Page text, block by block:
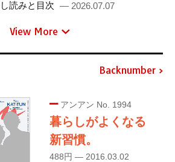
読みと目次 — 2026.07.07
View More
Backnumber
アンアン No. 1994
暮らしがよくなる
新習慣。
488円 — 2016.03.02